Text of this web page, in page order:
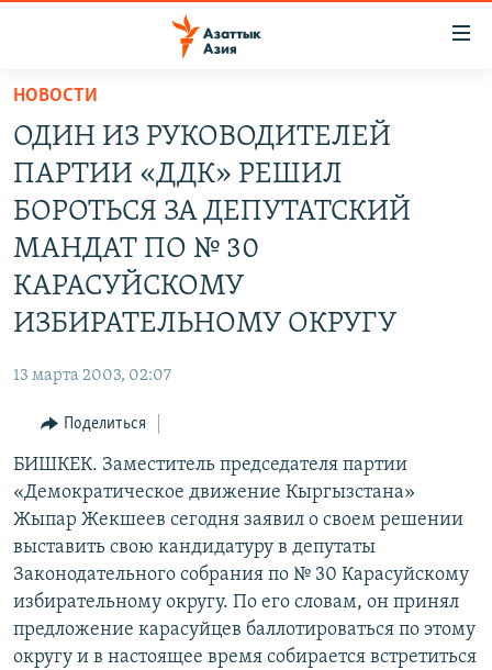
Вернуться
основному
содержанию
Вернутся
главной
навигации
Вернутся
КЫРГЫЗСТАН
УЗБЕКИСТАН
ТАДЖИКИСТАН
НОВОСТИ
ВОЙНА В УКРАИНЕ
НА ДРУГИХ ЯЗЫКАХ
ҚАЗАҚША
КЫРГЫЗЧА
TÜRKMENÇE
ПОДПИШИТЕСЬ НА НАС В СОЦСЕТЯХ
НОВОСТИ
ОДИН ИЗ РУКОВОДИТЕЛЕЙ
ПАРТИИ «ДДК» РЕШИЛ
БОРОТЬСЯ ЗА ДЕПУТАТСКИЙ
МАНДАТ ПО № 30
КАРАСУЙСКОМУ
ИЗБИРАТЕЛЬНОМУ ОКРУГУ
13 марта 2003, 02:07
Поделиться
БИШКЕК. Заместитель председателя партии
«Демократическое движение Кыргызстана»
Жыпар Жекшеев сегодня заявил о своем решении
выставить свою кандидатуру в депутаты
Законодательного собрания по № 30 Карасуйскому
избирательному округу. По его словам, он принял
предложение карасуйцев баллотироваться по этому
округу и в настоящее время собирается встретиться